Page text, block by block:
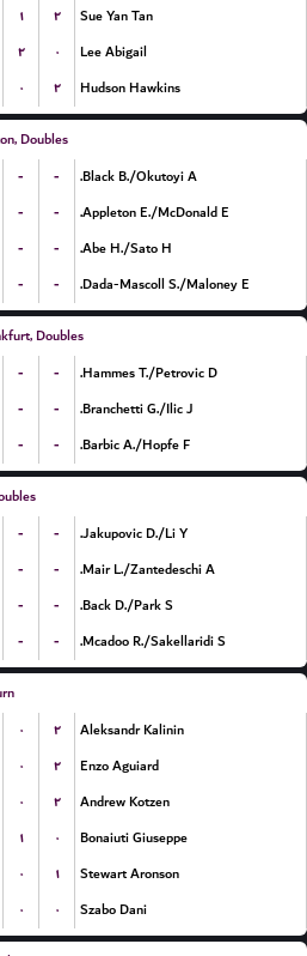
۱ ۲
Sue Yan Tan
۲ ۰
Lee Abigail
۰ ۲ Hudson Hawkins
Doubles
- -
Black B./Okutoyi A.
- -
Appleton E./McDonald E.
- -
Abe H./Sato H.
- - Dada-Mascoll S./Maloney E.
Doubles
- -
Hammes T./Petrovic D.
- -
Branchetti G./Ilic J.
- - Barbic A./Hopfe F.
- -
Jakupovic D./Li Y.
- -
Mair L./Zantedeschi A.
- -
Back D./Park S.
- - Mcadoo R./Sakellaridi S.
۰ ۲
Aleksandr Kalinin
۰ ۲
Enzo Aguiard
۰ ۲
Andrew Kotzen
۱ ۰
Bonaiuti Giuseppe
۰ ۱
Stewart Aronson
۰ ۰ Szabo Dani